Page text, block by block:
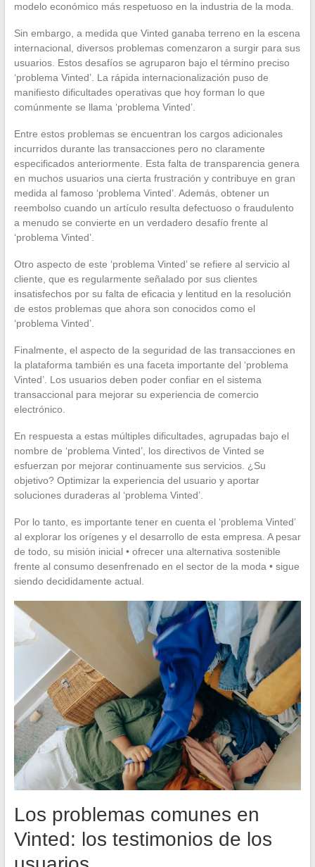
modelo económico más respetuoso en la industria de la moda.
Sin embargo, a medida que Vinted ganaba terreno en la escena
internacional, diversos problemas comenzaron a surgir para sus
usuarios. Estos desafíos se agruparon bajo el término preciso
‘problema Vinted’. La rápida internacionalización puso de
manifiesto dificultades operativas que hoy forman lo que
comúnmente se llama ‘problema Vinted’.
Entre estos problemas se encuentran los cargos adicionales
incurridos durante las transacciones pero no claramente
especificados anteriormente. Esta falta de transparencia genera
en muchos usuarios una cierta frustración y contribuye en gran
medida al famoso ‘problema Vinted’. Además, obtener un
reembolso cuando un artículo resulta defectuoso o fraudulento
a menudo se convierte en un verdadero desafío frente al
‘problema Vinted’.
Otro aspecto de este ‘problema Vinted’ se refiere al servicio al
cliente, que es regularmente señalado por sus clientes
insatisfechos por su falta de eficacia y lentitud en la resolución
de estos problemas que ahora son conocidos como el
‘problema Vinted’.
Finalmente, el aspecto de la seguridad de las transacciones en
la plataforma también es una faceta importante del ‘problema
Vinted’. Los usuarios deben poder confiar en el sistema
transaccional para mejorar su experiencia de comercio
electrónico.
En respuesta a estas múltiples dificultades, agrupadas bajo el
nombre de ‘problema Vinted’, los directivos de Vinted se
esfuerzan por mejorar continuamente sus servicios. ¿Su
objetivo? Optimizar la experiencia del usuario y aportar
soluciones duraderas al ‘problema Vinted’.
Por lo tanto, es importante tener en cuenta el ‘problema Vinted’
al explorar los orígenes y el desarrollo de esta empresa. A pesar
de todo, su misión inicial • ofrecer una alternativa sostenible
frente al consumo desenfrenado en el sector de la moda • sigue
siendo decididamente actual.
Los problemas comunes en
Vinted: los testimonios de los